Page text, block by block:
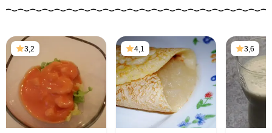
3,2 4,1 3,6